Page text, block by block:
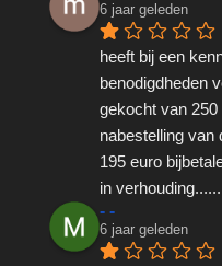
6 jaar geleden
heeft bij een
benodigdheden
gekocht van 250
nabestelling van
195 euro
in verhouding......
- -
6 jaar geleden